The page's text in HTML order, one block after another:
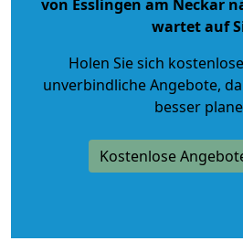
von Esslingen am Neckar
wartet auf
Holen Sie sich
unverbindliche Angebote,
besser
Kostenlose